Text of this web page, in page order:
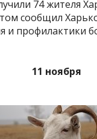
74 жителя
сообщил
и профилактики
11 ноября